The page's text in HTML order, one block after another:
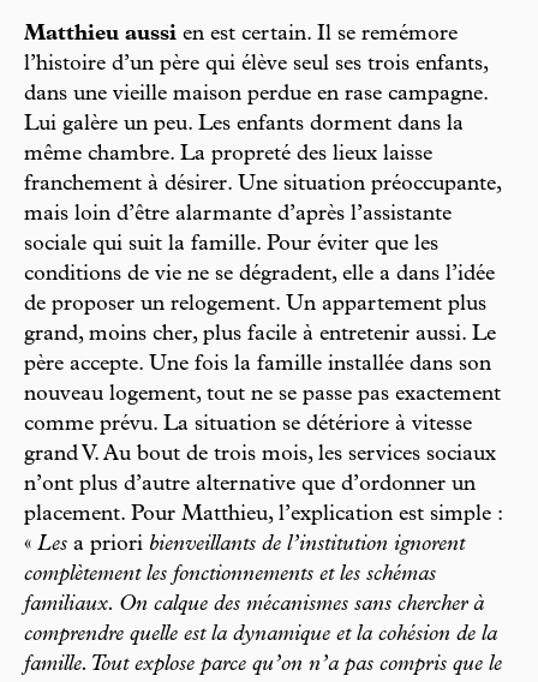
Matthieu aussi en est certain. Il se remémore
l’histoire d’un père qui élève seul ses trois enfants,
dans une vieille maison perdue en rase campagne.
Lui galère un peu. Les enfants dorment dans la
même chambre. La propreté des lieux laisse
franchement à désirer. Une situation préoccupante,
mais loin d’être alarmante d’après l’assistante
sociale qui suit la famille. Pour éviter que les
conditions de vie ne se dégradent, elle a dans l’idée
de proposer un relogement. Un appartement plus
grand, moins cher, plus facile à entretenir aussi. Le
père accepte. Une fois la famille installée dans son
nouveau logement, tout ne se passe pas exactement
comme prévu. La situation se détériore à vitesse
grand V. Au bout de trois mois, les services sociaux
n’ont plus d’autre alternative que d’ordonner un
placement. Pour Matthieu, l’explication est simple :
« Les a priori bienveillants de l’institution ignorent
complètement les fonctionnements et les schémas
familiaux. On calque des mécanismes sans chercher à
comprendre quelle est la dynamique et la cohésion de la
famille. Tout explose parce qu’on n’a pas compris que le